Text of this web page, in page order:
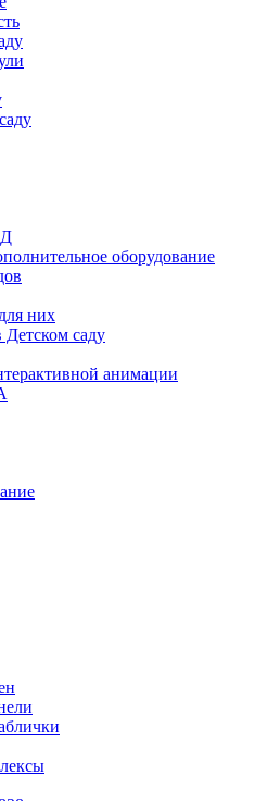
оборудование
них
Детском саду
анимации